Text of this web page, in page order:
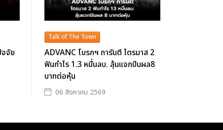
จัย
Talk of The Town
ADVANC โบรกฯ การันตี ไตรมาส 2
ฟันกำไร 1.3 หมื่นลบ. ลุ้นแจกปันผล8
บาทต่อหุ้น
06 สิงหาคม 2569